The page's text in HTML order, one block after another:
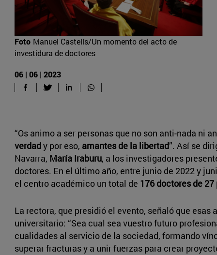
Foto Manuel Castells/Un momento del acto de
investidura de doctores
06 | 06 | 2023
“Os animo a ser personas que no son anti-nada ni
verdad y por eso, amantes de la libertad”. Así se
Navarra, María Iraburu, a los investigadores
doctores. En el último año, entre junio de 2022 y
el centro académico un total de 176 doctores de 27
La rectora, que presidió el evento, señaló que
universitario: “Sea cual sea vuestro futuro
cualidades al servicio de la sociedad, formando
superar fracturas y a unir fuerzas para crear